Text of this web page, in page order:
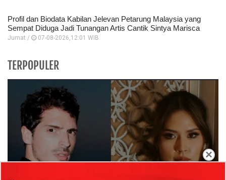
×
Profil dan Biodata Kabilan Jelevan Petarung Malaysia yang
Sempat Diduga Jadi Tunangan Artis Cantik Sintya Marisca
Jumat / 07-08-2026,12:01 WIB
TERPOPULER